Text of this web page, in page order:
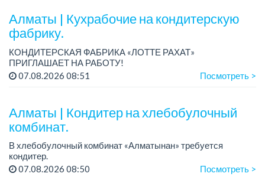
Алматы | Кухрабочие на кондитерскую
фабрику.
КОНДИТЕРСКАЯ ФАБРИКА «ЛОТТЕ РАХАТ»
ПРИГЛАШАЕТ НА РАБОТУ!
Зарплата: от 120 000 до 180 000 тенге.
07.08.2026 08:51 Посмотреть >
Алматы | Кондитер на хлебобулочный
комбинат.
В хлебобулочный комбинат «Алматынан» требуется
кондитер.
Зарплата: 200 000 тенге на руки.
График работы: 4/3, с 09.00 до 18.00. Дополнительный
07.08.2026 08:50 Посмотреть >